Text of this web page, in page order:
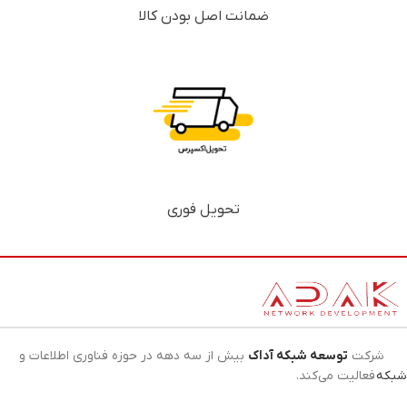
ضمانت اصل بودن کالا
تحویل فوری
شرکت توسعه شبکه آداک بیش از سه دهه در حوزه فناوری اطلاعات و
شبکهفعالیت می‌کند.